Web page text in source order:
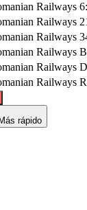
Railways
Railways
Railways
Railways
Railways
Railways
Dej
© CARTO
rápido